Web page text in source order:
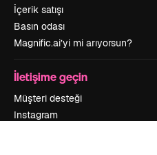
İçerik satışı
Basın odası
Magnific.ai’yi mi arıyorsun?
İletişime geçin
Müşteri desteği
Instagram